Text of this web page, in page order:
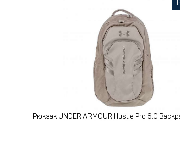
Рюкзак UNDER ARMOUR Hustle Pro 6.0